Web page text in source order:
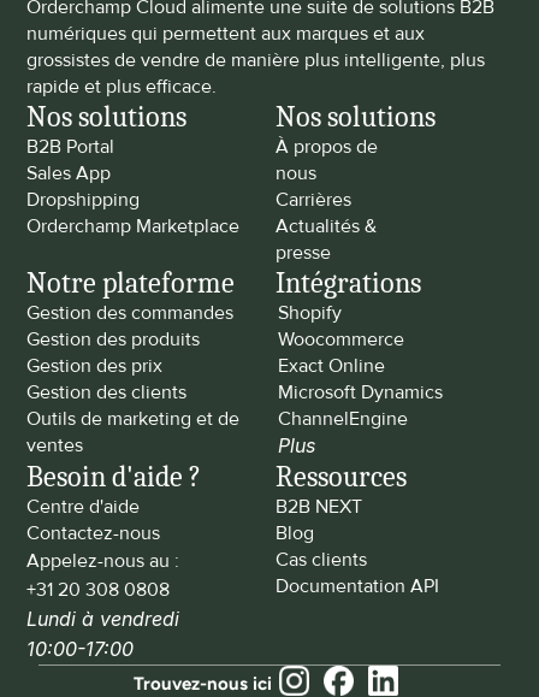
Orderchamp Cloud alimente une suite de solutions B2B
numériques qui permettent aux marques et aux
grossistes de vendre de manière plus intelligente, plus
rapide et plus efficace.
Nos solutions
B2B Portal
Sales App
Dropshipping
Orderchamp Marketplace
Nos solutions
À propos de
nous
Carrières
Actualités &
presse
Notre plateforme
Gestion des commandes
Gestion des produits
Gestion des prix
Gestion des clients
Outils de marketing et de
ventes
Intégrations
Shopify
Woocommerce
Exact Online
Microsoft Dynamics
ChannelEngine
Plus
Besoin d'aide ?
Centre d'aide
Contactez-nous
Appelez-nous au :
+31 20 308 0808
Lundi à vendredi
10:00-17:00
Ressources
B2B NEXT
Blog
Cas clients
Documentation API
Trouvez-nous ici